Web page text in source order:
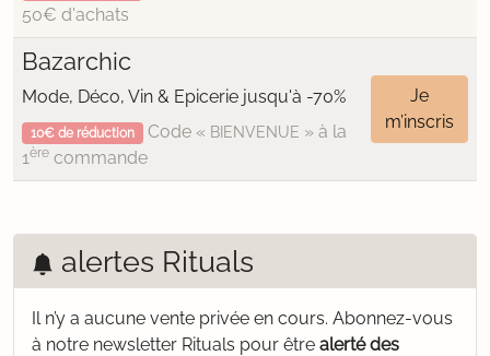
50€ d'achats
Bazarchic
Mode, Déco, Vin & Epicerie jusqu'à -70%
10€ de réduction Code « BIENVENUE » à la
1ère commande
Je
m’inscris
alertes Rituals
Il n’y a aucune vente privée en cours. Abonnez-vous
à notre newsletter Rituals pour être alerté des